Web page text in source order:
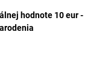
hodnote 10 eur -